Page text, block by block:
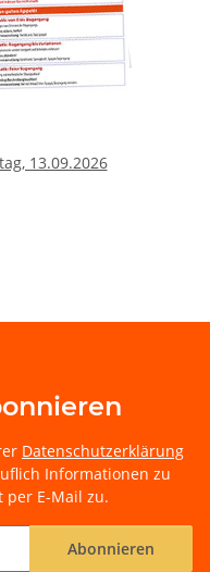
13.09.2026
Datenschutzerklärung
Informationen zu
E-Mail zu.
Abonnieren